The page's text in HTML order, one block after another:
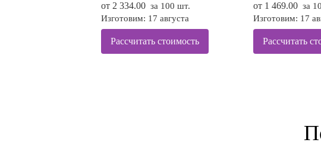
от 2 334.00 за 100 шт.
Изготовим: 17 августа
Рассчитать стоимость
от 1 469.00 за
Изготовим: 17
Рассчитать